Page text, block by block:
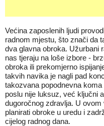
Većina zaposlenih ljudi
radnom mjestu, što znači da
dva glavna obroka. Užurbani
nas tjeraju na loše izbore -
obroka ili prekomjerno
takvih navika je nagli pad
takozvana popodnevna
poslu nije luksuz, već ključni
dugoročnog zdravlja. U
planirati obroke u uredu i
cijelog radnog dana.